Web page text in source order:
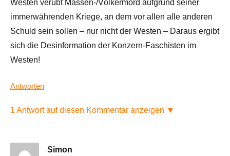
Westen verübt Massen-/Völkermord aufgrund seiner
immerwährenden Kriege, an dem vor allen alle anderen
Schuld sein sollen – nur nicht der Westen – Daraus ergibt
sich die Desinformation der Konzern-Faschisten im
Westen!
Antworten
1 Antwort auf diesen Kommentar anzeigen ▼
Simon